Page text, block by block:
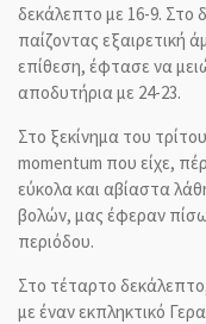
δεκάλεπτο με 16-9. Στο
παίζοντας εξαιρετική
επίθεση, έφτασε να
αποδυτήρια με 24-23.
Στο ξεκίνημα του
momentum που είχε,
εύκολα και αβίαστα
βολών, μας έφεραν
περιόδου.
Στο τέταρτο
με έναν εκπληκτικό